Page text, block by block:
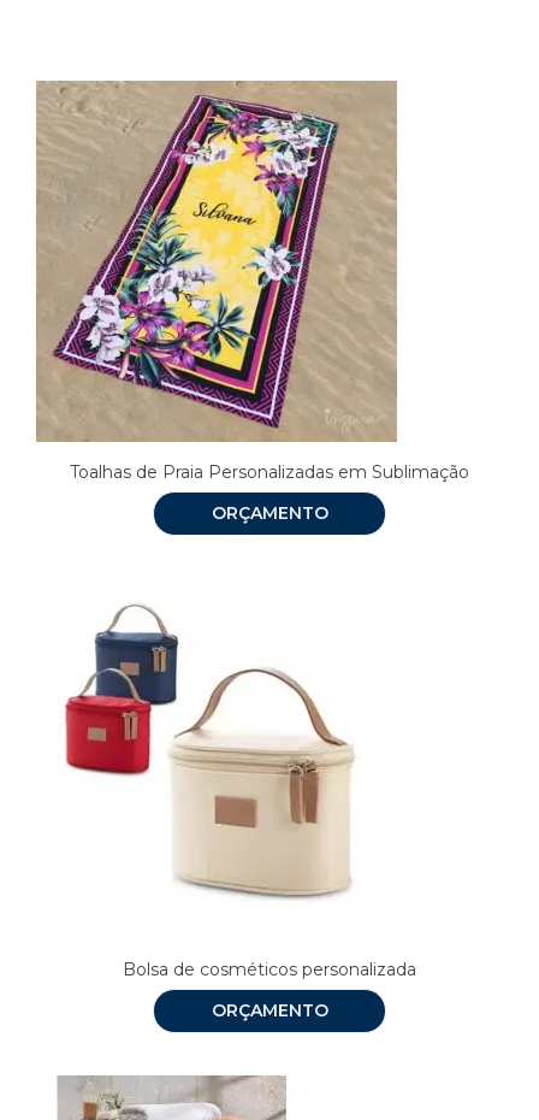
Toalhas de Praia Personalizadas em Sublimação
ORÇAMENTO
Bolsa de cosméticos personalizada
ORÇAMENTO